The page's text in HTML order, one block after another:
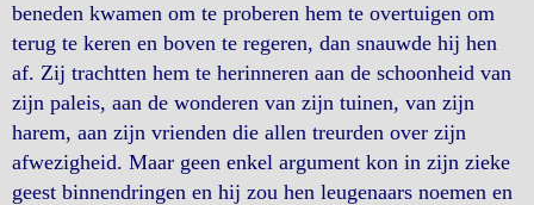
beneden kwamen om te proberen hem te overtuigen om
terug te keren en boven te regeren, dan snauwde hij hen
af. Zij trachtten hem te herinneren aan de schoonheid van
zijn paleis, aan de wonderen van zijn tuinen, van zijn
harem, aan zijn vrienden die allen treurden over zijn
afwezigheid. Maar geen enkel argument kon in zijn zieke
geest binnendringen en hij zou hen leugenaars noemen en